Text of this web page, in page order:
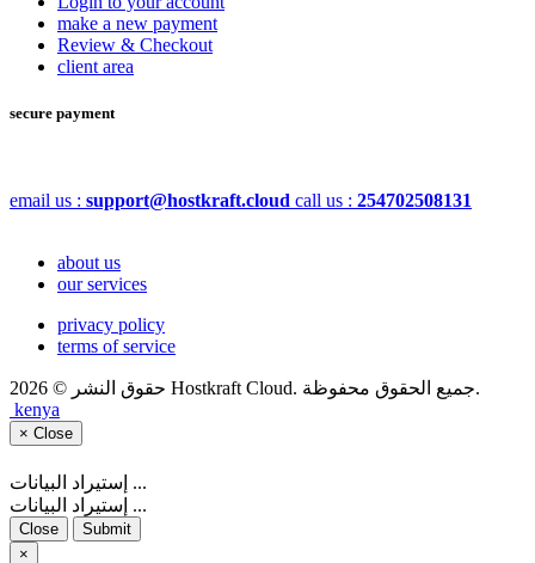
make a new payment
Review & Checkout
client area
secure payment
email us : support@hostkraft.cloud call us : 254702508131
about us
our services
privacy policy
terms of service
حقوق النشر © 2026 Hostkraft Cloud. جميع الحقوق محفوظة.
kenya
× Close
إستيراد البيانات ...
إستيراد البيانات ...
Close
Submit
×